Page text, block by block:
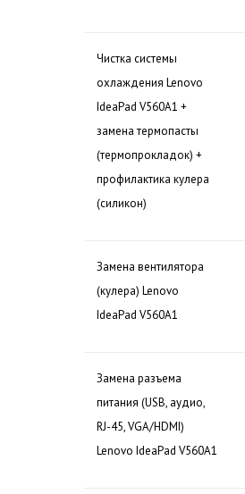
Чистка системы
охлаждения Lenovo
IdeaPad V560A1 +
замена термопасты
(термопрокладок) +
профилактика кулера
(силикон)
Замена вентилятора
(кулера) Lenovo
IdeaPad V560A1
Замена разъема
питания (USB, аудио,
RJ-45, VGA/HDMI)
Lenovo IdeaPad V560A1